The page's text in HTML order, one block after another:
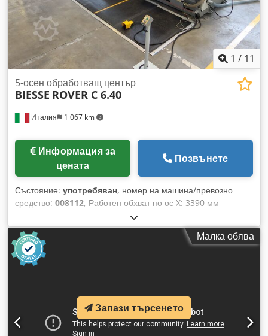
1 / 11
Италия 1 067 km
5-осен обработващ център
BIESSE ROVER C 6.40
Информация за
цената
Позвънете
Състояние: употребяван, номер на машина/превозно
средство: 008112, Работен обхват по ос X: 3390 мм
Работен обхват по ос Y: 1535 мм Работна повърхност: с
вакуумни конзолни опори Мощност на основния шпиндел:
15 kW Брой контролирани оси: 5 оси Chodpjw Idgvefx
Ahbja Брой пробивни шпиндели: 21 Брой места за
инструменти: 14
Малка обява
Запази търсенето